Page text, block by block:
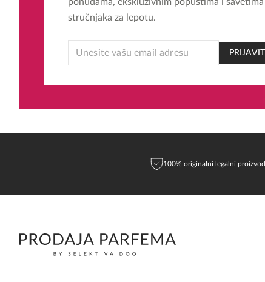
stručnjaka za lepotu.
100% originalni legalni